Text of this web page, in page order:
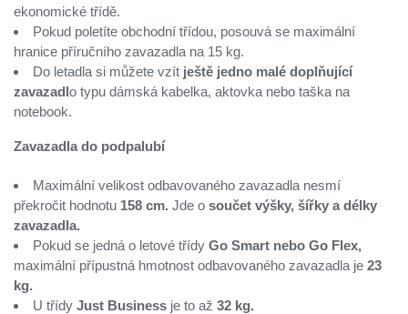
ekonomické třídě.
Pokud poletíte obchodní třídou, posouvá se maximální
hranice příručního zavazadla na 15 kg.
Do letadla si můžete vzít ještě jedno malé doplňující
zavazadlo typu dámská kabelka, aktovka nebo taška na
notebook.
Zavazadla do podpalubí
Maximální velikost odbavovaného zavazadla nesmí
překročit hodnotu 158 cm. Jde o součet výšky, šířky a délky
zavazadla.
Pokud se jedná o letové třídy Go Smart nebo Go Flex,
maximální přípustná hmotnost odbavovaného zavazadla je 23
kg.
U třídy Just Business je to až 32 kg.